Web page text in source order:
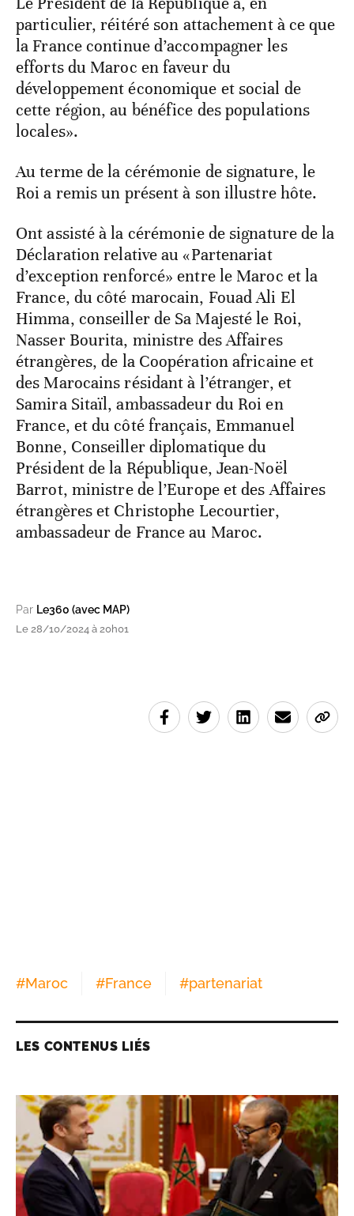
particulier, réitéré son attachement à ce que
la France continue d’accompagner les
efforts du Maroc en faveur du
développement économique et social de
cette région, au bénéfice des populations
locales».
Au terme de la cérémonie de signature, le
Roi a remis un présent à son illustre hôte.
Ont assisté à la cérémonie de signature de la
Déclaration relative au «Partenariat
d’exception renforcé» entre le Maroc et la
France, du côté marocain, Fouad Ali El
Himma, conseiller de Sa Majesté le Roi,
Nasser Bourita, ministre des Affaires
étrangères, de la Coopération africaine et
des Marocains résidant à l’étranger, et
Samira Sitaïl, ambassadeur du Roi en
France, et du côté français, Emmanuel
Bonne, Conseiller diplomatique du
Président de la République, Jean-Noël
Barrot, ministre de l’Europe et des Affaires
étrangères et Christophe Lecourtier,
ambassadeur de France au Maroc.
Par Le360 (avec MAP)
Le 28/10/2024 à 20h01
#Maroc #France #partenariat
LES CONTENUS LIÉS